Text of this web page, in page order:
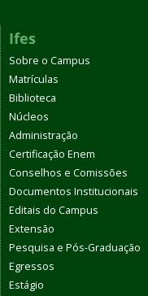
Ifes
Sobre o Campus
Matrículas
Biblioteca
Núcleos
Administração
Certificação Enem
Conselhos e Comissões
Documentos Institucionais
Editais do Campus
Extensão
Pesquisa e Pós-Graduação
Egressos
Estágio